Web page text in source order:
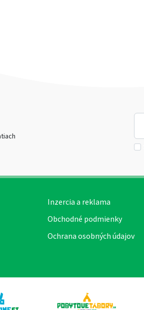
Inzercia a reklama
Obchodné podmienky
Ochrana osobných údajov